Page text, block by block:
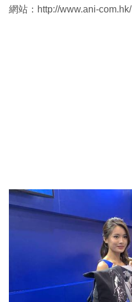
網站：http://www.ani-com.hk/